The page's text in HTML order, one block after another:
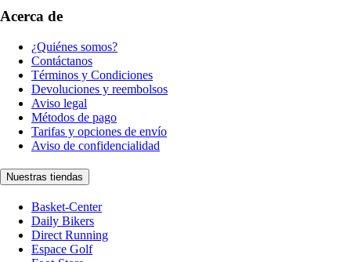
Acerca de
¿Quiénes somos?
Contáctanos
Términos y Condiciones
Devoluciones y reembolsos
Aviso legal
Métodos de pago
Tarifas y opciones de envío
Aviso de confidencialidad
Nuestras tiendas
Basket-Center
Daily Bikers
Direct Running
Espace Golf